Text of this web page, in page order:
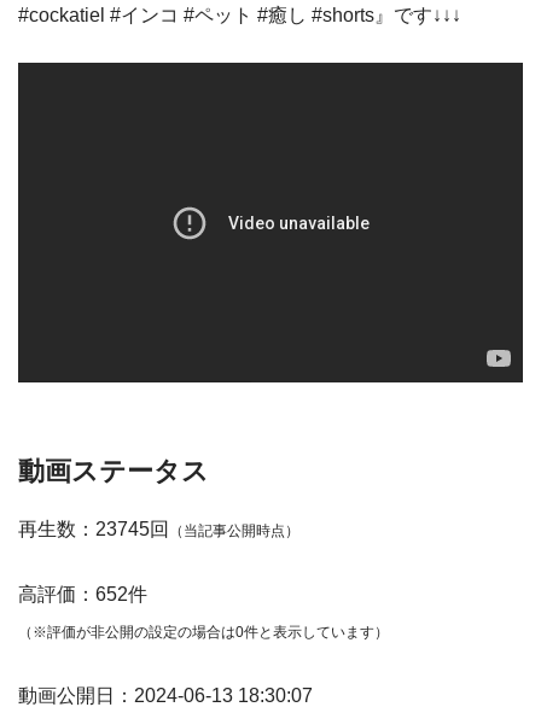
#cockatiel #インコ #ペット #癒し #shorts』です↓↓↓
動画ステータス
再生数：23745回 （当記事公開時点）
高評価：652件
（※評価が非公開の設定の場合は0件と表示しています）
動画公開日：2024-06-13 18:30:07